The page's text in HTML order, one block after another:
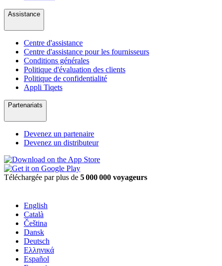
Assistance
Centre d'assistance
Centre d'assistance pour les fournisseurs
Conditions générales
Politique d'évaluation des clients
Politique de confidentialité
Appli Tiqets
Partenariats
Devenez un partenaire
Devenez un distributeur
Téléchargée par plus de 5 000 000 voyageurs
English
Català
Čeština
Dansk
Deutsch
Ελληνικά
Español